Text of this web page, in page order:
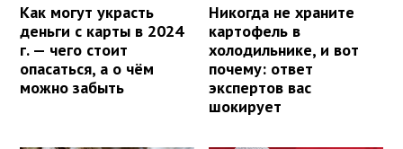
Как могут украсть
деньги с карты в 2024
г. — чего стоит
опасаться, а о чём
можно забыть
Никогда не храните
картофель в
холодильнике, и вот
почему: ответ
экспертов вас
шокирует